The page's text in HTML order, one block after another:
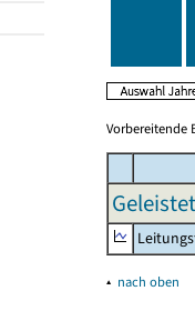
Vorbereitende
▴ nach oben